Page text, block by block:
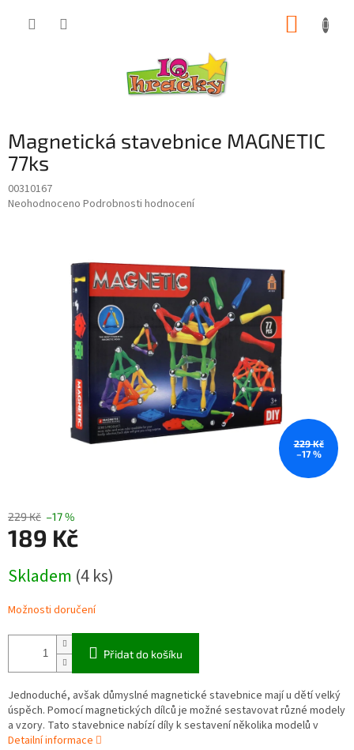
Magnetická stavebnice MAGNETIC
77ks
00310167
Průměrné
Neohodnoceno Podrobnosti hodnocení
229 Kč
–17 %
229 Kč –17 %
189 Kč
cena:
Skladem (4 ks)
Možnosti doručení
Přidat do košíku
Jednoduché, avšak důmyslné magnetické stavebnice mají u dětí velký
úspěch. Pomocí magnetických dílců je možné sestavovat různé modely
a vzory. Tato stavebnice nabízí díly k sestavení několika modelů v
Detailní informace